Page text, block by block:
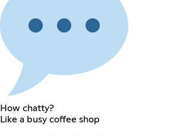
How chatty?
Like a busy coffee shop